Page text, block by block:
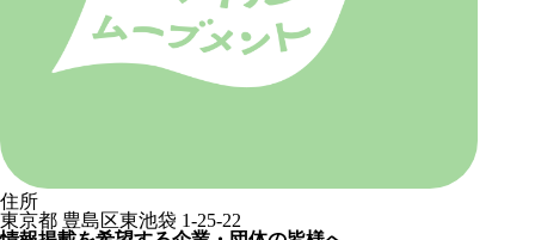
住所
東京都 豊島区東池袋 1-25-22